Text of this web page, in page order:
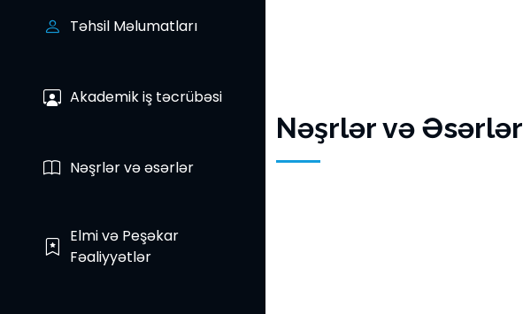
Təhsil Məlumatları
Akademik iş təcrübəsi
Nəşrlər və əsərlər
Elmi və Peşəkar
Fəaliyyətlər
Nəşrlər və Əsərlər